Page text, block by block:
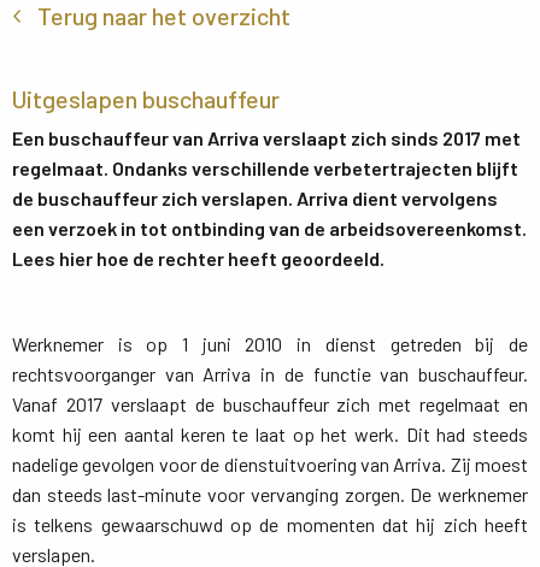
Terug naar het overzicht
Uitgeslapen buschauffeur
Een buschauffeur van Arriva verslaapt zich sinds 2017 met
regelmaat. Ondanks verschillende verbetertrajecten blijft
de buschauffeur zich verslapen. Arriva dient vervolgens
een verzoek in tot ontbinding van de arbeidsovereenkomst.
Lees hier hoe de rechter heeft geoordeeld.
Werknemer is op 1 juni 2010 in dienst getreden bij de
rechtsvoorganger van Arriva in de functie van buschauffeur.
Vanaf 2017 verslaapt de buschauffeur zich met regelmaat en
komt hij een aantal keren te laat op het werk. Dit had steeds
nadelige gevolgen voor de dienstuitvoering van Arriva. Zij moest
dan steeds last-minute voor vervanging zorgen. De werknemer
is telkens gewaarschuwd op de momenten dat hij zich heeft
verslapen.